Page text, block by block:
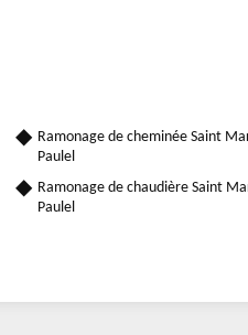
Ramonage de cheminée Saint
Paulel
Ramonage de chaudière Saint
Paulel